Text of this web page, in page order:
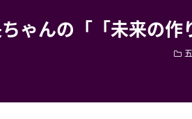
ゃんの「「未来の作